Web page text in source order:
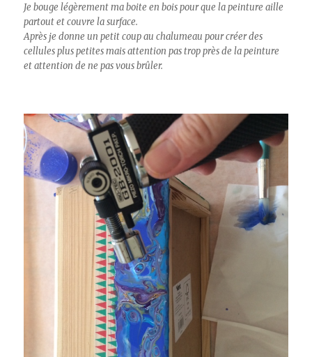
Je bouge légèrement ma boite en bois pour que la peinture aille
partout et couvre la surface.
Après je donne un petit coup au chalumeau pour créer des
cellules plus petites mais attention pas trop près de la peinture
et attention de ne pas vous brûler.